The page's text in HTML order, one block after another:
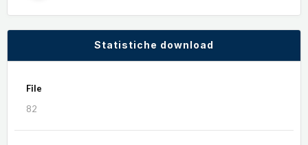
Statistiche download
File
82